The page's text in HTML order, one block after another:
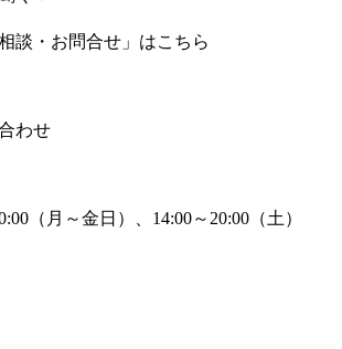
談・お問合せ」はこちら
わせ
（月～金日）、14:00～20:00（土）